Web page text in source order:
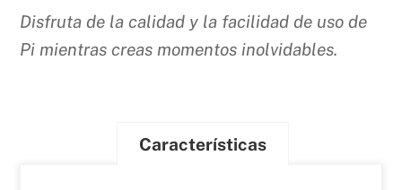
Disfruta de la calidad y la facilidad de uso de
Pi mientras creas momentos inolvidables.
Características